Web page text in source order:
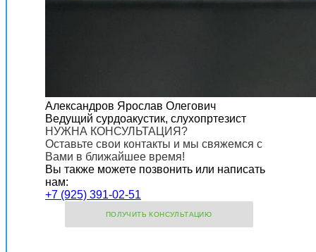
Александров Ярослав Олегович
Ведущий сурдоакустик, слухопртезист
НУЖНА КОНСУЛЬТАЦИЯ?
Оставьте свои контакты и мы свяжемся с
Вами в ближайшее время!
Вы также можете позвонить или написать
нам:
+7 (925) 391-02-51
ПОЛУЧИТЬ КОНСУЛЬТАЦИЮ